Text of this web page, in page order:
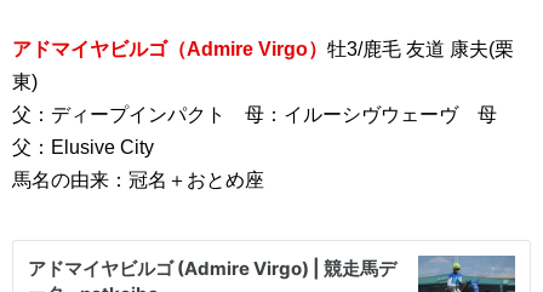
アドマイヤビルゴ（Admire Virgo） 牡3/鹿毛 友道 康夫(栗
東)
父：ディープインパクト 母：イルーシヴウェーヴ 母
父：Elusive City
馬名の由来：冠名＋おとめ座